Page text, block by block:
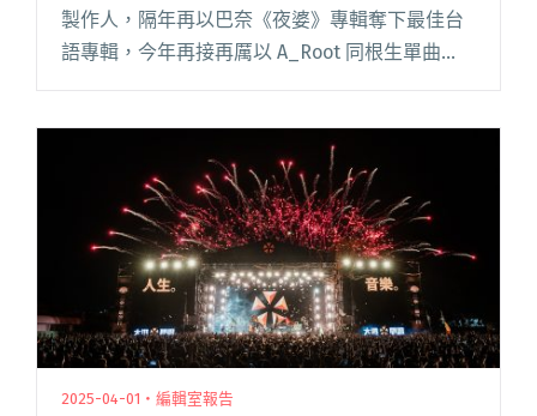
製作人，隔年再以巴奈《夜婆》專輯奪下最佳台
語專輯，今年再接再厲以 A_Root 同根生單曲
功助她闖入本屆閱讀全文 "【金曲36】金曲製作
人柯智豪首次合作蔡秋鳳 助陣入圍台語歌后，翻
轉苦情印象"
2025-04-01・編輯室報告